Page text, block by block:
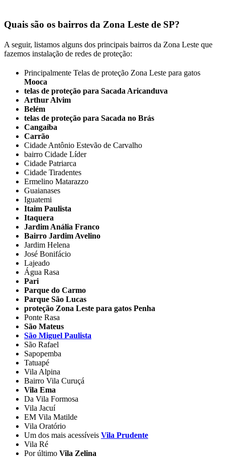
Quais são os bairros da Zona Leste de SP?
A seguir, listamos alguns dos principais bairros da Zona Leste que
fazemos instalação de redes de proteção:
Principalmente Telas de proteção Zona Leste para gatos
Mooca
telas de proteção para Sacada Aricanduva
Arthur Alvim
Belém
telas de proteção para Sacada no Brás
Cangaíba
Carrão
Cidade Antônio Estevão de Carvalho
bairro Cidade Líder
Cidade Patriarca
Cidade Tiradentes
Ermelino Matarazzo
Guaianases
Iguatemi
Itaim Paulista
Itaquera
Jardim Anália Franco
Bairro Jardim Avelino
Jardim Helena
José Bonifácio
Lajeado
Água Rasa
Pari
Parque do Carmo
Parque São Lucas
proteção Zona Leste para gatos Penha
Ponte Rasa
São Mateus
São Miguel Paulista
São Rafael
Sapopemba
Tatuapé
Vila Alpina
Bairro Vila Curuçá
Vila Ema
Da Vila Formosa
Vila Jacuí
EM Vila Matilde
Vila Oratório
Um dos mais acessíveis Vila Prudente
Vila Ré
Por último Vila Zelina